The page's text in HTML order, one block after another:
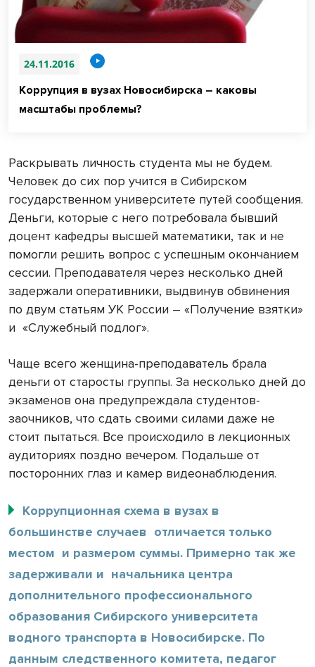
24.11.2016
Коррупция в вузах Новосибирска – каковы
масштабы проблемы?
Раскрывать личность студента мы не будем.
Человек до сих пор учится в Сибирском
государственном университете путей сообщения.
Деньги, которые с него потребовала бывший
доцент кафедры высшей математики, так и не
помогли решить вопрос с успешным окончанием
сессии. Преподавателя через несколько дней
задержали оперативники, выдвинув обвинения
по двум статьям УК России – «Получение взятки»
и «Служебный подлог».
Чаще всего женщина-преподаватель брала
деньги от старосты группы. За несколько дней до
экзаменов она предупреждала студентов-
заочников, что сдать своими силами даже не
стоит пытаться. Все происходило в лекционных
аудиториях поздно вечером. Подальше от
посторонних глаз и камер видеонаблюдения.
Коррупционная схема в вузах в
большинстве случаев отличается только
местом и размером суммы. Примерно так же
задерживали и начальника центра
дополнительного профессионального
образования Сибирского университета
водного транспорта в Новосибирске. По
данным следственного комитета, педагог